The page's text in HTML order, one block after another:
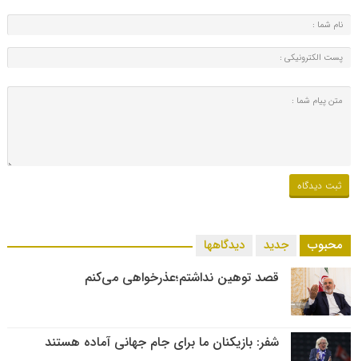
محبوب جدید دیدگاهها
قصد توهین نداشتم؛عذرخواهی می‌کنم
شفر: بازیکنان ما برای جام جهانی آماده هستند